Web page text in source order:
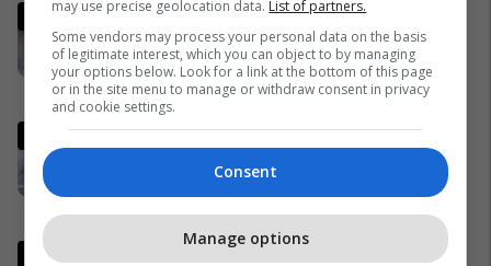
Zhvillim i papritur në Botëror,
Francë – Norvegji mund të
pezullohet
Përfaqësueset
Shpallet gjendje e
jashtëzakonshme në Krime pas
sulmeve të fuqishme të Ukrainës
Evropa
Zjarr i madh përfshin një ndërtesë
may use precise geolocation data. List of partners.
Some vendors may process your personal data on the basis
of legitimate interest, which you can object to by managing
your options below. Look for a link at the bottom of this page
or in the site menu to manage or withdraw consent in privacy
and cookie settings.
Consent
Manage options